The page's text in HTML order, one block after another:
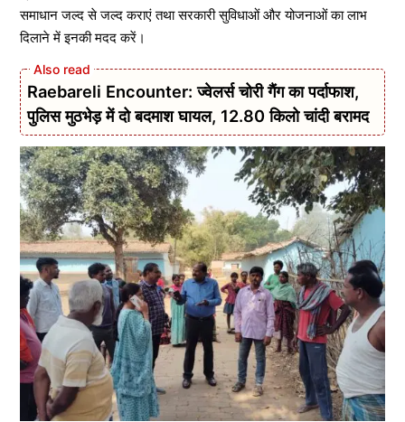
समाधान जल्द से जल्द कराएं तथा सरकारी सुविधाओं और योजनाओं का लाभ
दिलाने में इनकी मदद करें।
Raebareli Encounter: ज्वेलर्स चोरी गैंग का पर्दाफाश,
पुलिस मुठभेड़ में दो बदमाश घायल, 12.80 किलो चांदी बरामद